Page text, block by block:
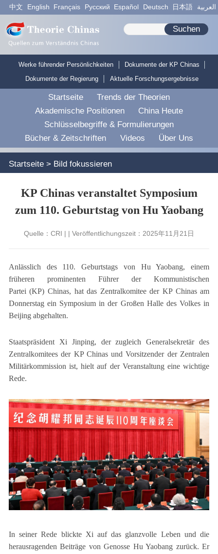
中文 English Français Pусский Español Deutsch 日本語 العربية
Suchen
Werke führender Persönlichkeiten
Dokumente der KP Chinas
Dokumente der Regierung
Aktuelle Forschungsergebnisse
Startseite
Trends der Theorien
Akademische Positionen
China Heute
Schlüsselbegriffe & Formulierungen
Bücher & Zeitschriften
Videos Über Uns
Startseite> Bild fokussieren
KP Chinas veranstaltet Symposium
zum 110. Geburtstag von Hu Yaobang
Quelle：CRI | | Veröffentlichungszeit：2025年11月21日
Anlässlich des 110. Geburtstags von Hu Yaobang, einem
früheren prominenten Führer der Kommunistischen
Partei (KP) Chinas, hat das Zentralkomitee der KP Chinas am
Donnerstag ein Symposium in der Großen Halle des Volkes in
Beijing abgehalten.
Staatspräsident Xi Jinping, der zugleich Generalsekretär des
Zentralkomitees der KP Chinas und Vorsitzender der Zentralen
Militärkommission ist, hielt auf der Veranstaltung eine wichtige
Rede.
In seiner Rede blickte Xi auf das glanzvolle Leben und die
herausragenden Beiträge von Genosse Hu Yaobang zurück. Er